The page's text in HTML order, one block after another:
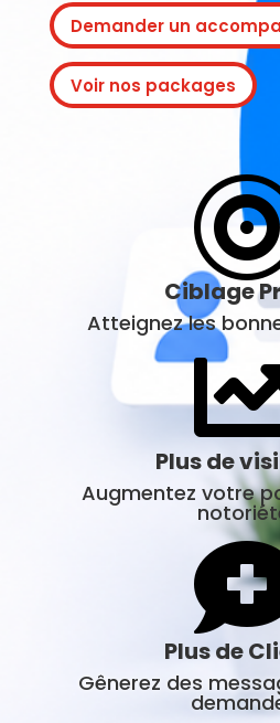
Demander un
Voir nos packages
Ciblage
Atteignez les
Plus de
Augmentez votre
Plus de
Gênerez des